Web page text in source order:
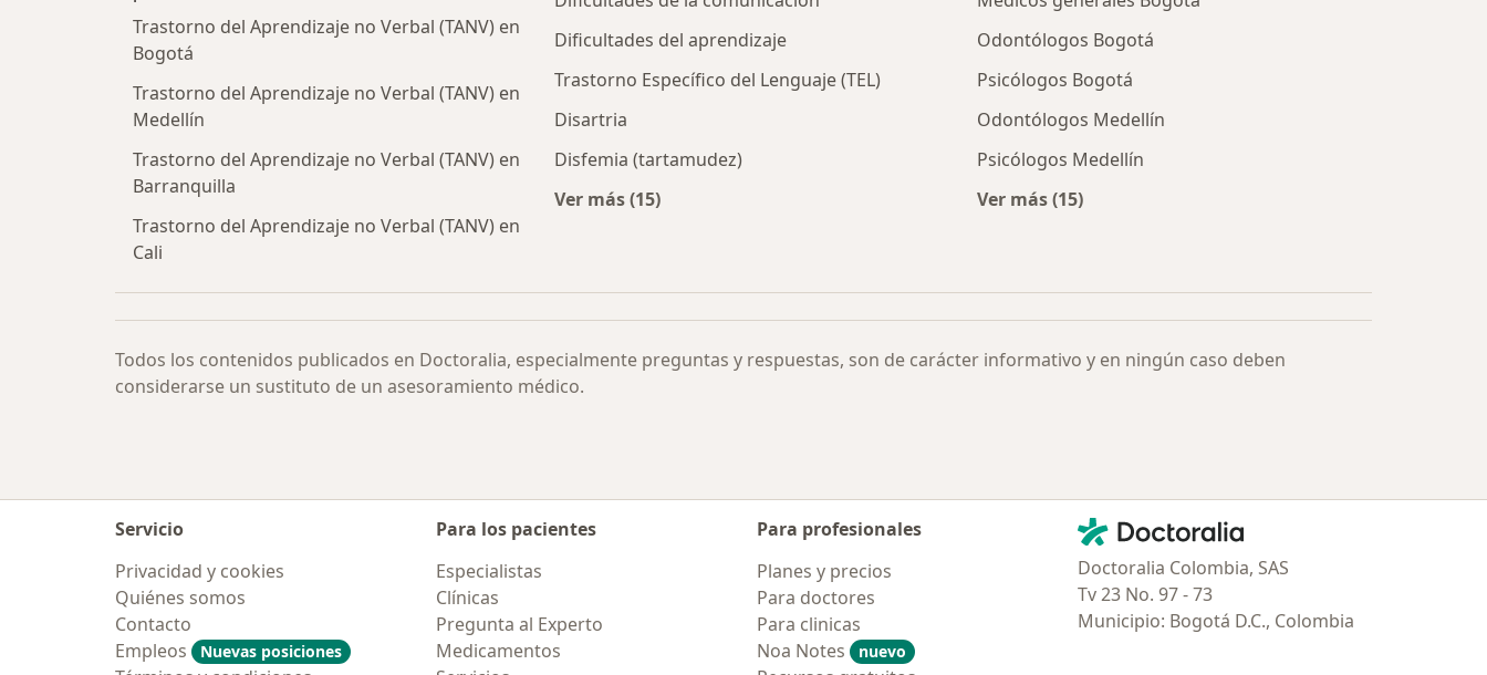
Trastorno del Aprendizaje no Verbal (TANV) en
Bogotá
Trastorno del Aprendizaje no Verbal (TANV) en
Medellín
Trastorno del Aprendizaje no Verbal (TANV) en
Barranquilla
Trastorno del Aprendizaje no Verbal (TANV) en
Cali
Dificultades del aprendizaje
Trastorno Específico del Lenguaje (TEL)
Disartria
Disfemia (tartamudez)
Ver más (15)
Odontólogos Bogotá
Psicólogos Bogotá
Odontólogos Medellín
Psicólogos Medellín
Ver más (15)
Todos los contenidos publicados en Doctoralia, especialmente preguntas y respuestas, son de carácter informativo y en ningún caso deben
considerarse un sustituto de un asesoramiento médico.
Servicio
Privacidad y cookies
Quiénes somos
Contacto
Empleos
Nuevas posiciones
Para los pacientes
Especialistas
Clínicas
Pregunta al Experto
Medicamentos
Para profesionales
Planes y precios
Para doctores
Para clinicas
Noa Notes
nuevo
Contacto
Doctoralia - Página de inicio
Doctoralia Colombia, SAS
Tv 23 No. 97 - 73
Municipio: Bogotá D.C., Colombia